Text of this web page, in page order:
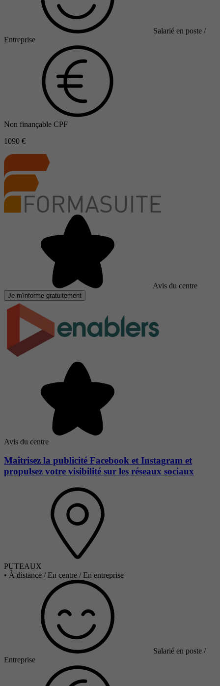
Salarié en poste /
Entreprise
Non finançable CPF
1090 €
Avis du centre
Je m'informe gratuitement
Avis du centre
Maîtrisez la publicité Facebook et Instagram et
propulsez votre visibilité sur les réseaux sociaux
PUTEAUX
• À distance / En centre / En entreprise
Salarié en poste /
Entreprise